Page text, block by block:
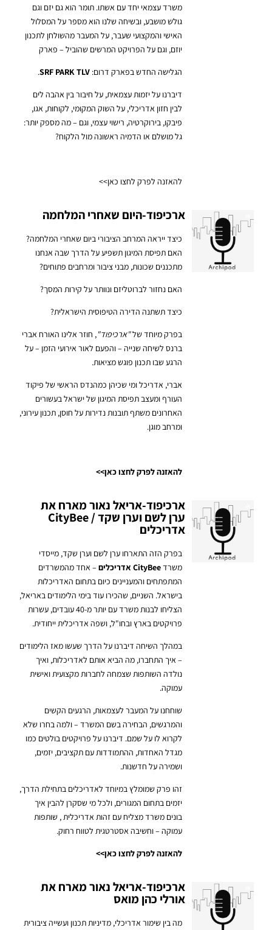
משרד עצמאי יחד עם אשתו. תומר הוא גם יזם וגם
גולש מושבע, ובשיחה שלנו הוא מספר על המסלול
האישי והמקצועי שעבר, על המעבר מהשולחן לתכנון
יוזם, וגם על הפרויקט המרשים שהוביל – פארק
הגלישה החדש בפארק דרום:SRF PARK TLV
.
דיברנו על יזמות עצמאית, על חיבור בין אהבה לים
לבין חזון אדריכלי, על השוק המקומי, לקוחות, אגו,
פיבקו, בירוקרטיה, רישוי עצמי, וגם – מה מספק יותר:
גל מושלם או הדמיה ראשונה מול הלקוח?
להאזנה לפרק לחצו כאן>>
ארכיפוד-היום שאחרי המלחמה
כיצד ייראה המרחב הציבורי ביום שאחרי המלחמה?
האם תפיסת המיגון תשפיע על הדרך שבה אנחנו
מתכננים שכונות, מבני ציבור ומרחבים פתוחים?
האם נחזור לברוטליזם ונוותר על קירות המסך?
כיצד תשתנה הדירה הטיפוסית הישראלית?
בפרק מיוחד של"ארכיפוד", חוזר אלינו האורח אברי
ברנס לשיחה שנייה – והפעם לאור אירועי הזמן – על
הרגע שבו תכנון פוגש מציאות.
אברי, אדריכל ומי שכיהן כמהנדס הראשי של פיקוד
העורף ומעצב תפיסת המיגון של ישראל בעשורים
האחרונים משתף תובנות נדירות על חוסן, תכנון עירוני,
ומרחב מוגן.
להאזנה לפרק לחצו כאן>>
ארכיפוד-אריאל נאור מארח את
ערן לשם וערן שקד / CityBee
אדריכלים
בפרק הזה התארחו ערן לשם וערן שקד, מייסדי
משרדCityBee אדריכלים
– אחד מהמשרדים
המתפתחים והמעניינים כיום בתחום האדריכלות
בישראל. השניים, שהכירו עוד בימי הלימודים באריאל,
הצליחו לבנות משרד עם יותר מ-40 עובדים, עשרות
פרויקטים בארץ ובחו"ל, ושפה אדריכלית ייחודית.
במהלך השיחה דיברנו על הדרך שעשו מאז הלימודים
– איך התחברו, מה הביא אותם לאדריכלות, ואיך
נולדה השותפות שצמחה לחברות מקצועית ואישית
עמוקה.
שוחחנו על המעבר לעצמאות, הרגעים הקשים
והמרגשים, הבחירה בשם המשרד – ולמה בחרו שלא
לקרוא לו על שמם. דיברנו על פרויקטים בולטים כמו
מגדל האחדות, ההתמודדות עם תקציבים, יזמים,
ושמירה על חדשנות.
זהו פרק שמומלץ במיוחד לאדריכלים בתחילת הדרך,
יזמים בתחום המגורים, ולכל מי שסקרן להבין איך
בונים משרד מצליח עם זהות אדריכלית , שותפות
עמוקה – וחשיבה אסטרטגית לטווח רחוק.
להאזנה לפרק לחצו כאן>>
ארכיפוד-אריאל נאור מארח את
אורלי כהן מואס
מה בין שימור אדריכלי, מדיניות תכנון ועשייה ציבורית